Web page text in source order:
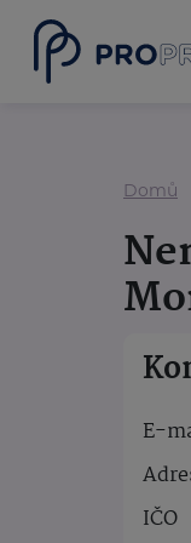
Domů
E-
IČO